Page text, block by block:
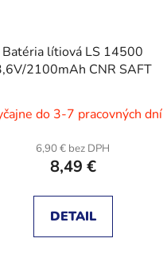
Batéria lítiová LS 14500
2100mAh CNR SAFT
do 3-7 pracovných dní
6,90 € bez DPH
8,49 €
DETAIL